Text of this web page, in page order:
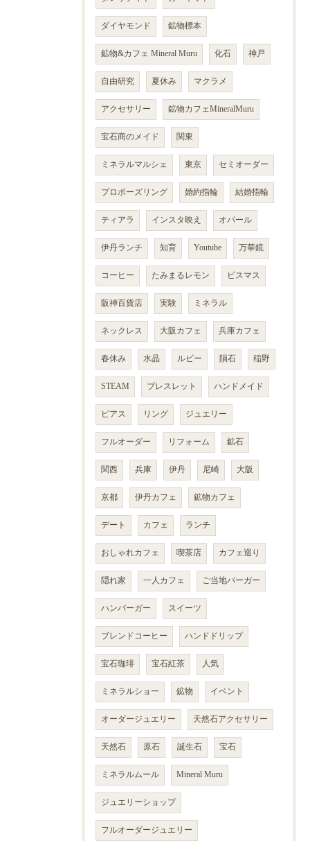
ダイヤモンド 鉱物標本
鉱物&カフェ Mineral Muru 化石 神戸
自由研究 夏休み マクラメ
アクセサリー 鉱物カフェMineralMuru
宝石商のメイド 関東
ミネラルマルシェ 東京 セミオーダー
プロポーズリング 婚約指輪 結婚指輪
ティアラ インスタ映え オパール
伊丹ランチ 知育 Youtube 万華鏡
コーヒー たみまるレモン ビスマス
阪神百貨店 実験 ミネラル
ネックレス 大阪カフェ 兵庫カフェ
春休み 水晶 ルビー 隕石 稲野
STEAM ブレスレット ハンドメイド
ピアス リング ジュエリー
フルオーダー リフォーム 鉱石
関西 兵庫 伊丹 尼崎 大阪
京都 伊丹カフェ 鉱物カフェ
デート カフェ ランチ
おしゃれカフェ 喫茶店 カフェ巡り
隠れ家 一人カフェ ご当地バーガー
ハンバーガー スイーツ
ブレンドコーヒー ハンドドリップ
宝石珈琲 宝石紅茶 人気
ミネラルショー 鉱物 イベント
オーダージュエリー 天然石アクセサリー
天然石 原石 誕生石 宝石
ミネラルムール Mineral Muru
ジュエリーショップ
フルオーダージュエリー